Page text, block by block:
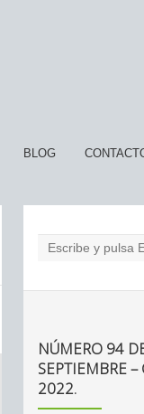
BLOG
NÚMERO 94
SEPTIEMBRE –
2022.